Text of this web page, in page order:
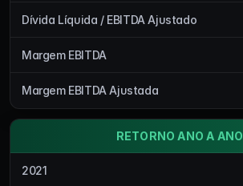
Dívida Líquida / EBITDA Ajustado
Margem EBITDA
Margem EBITDA Ajustada
RETORNO ANO A ANO
2021